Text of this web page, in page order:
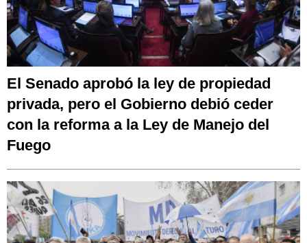
El Senado aprobó la ley de propiedad
privada, pero el Gobierno debió ceder
con la reforma a la Ley de Manejo del
Fuego